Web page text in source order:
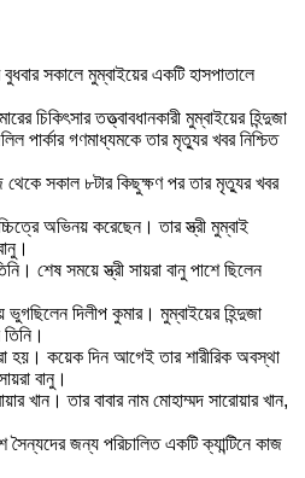
বুধবার সকালে মুম্বাইয়ের একটি হাসপাতালে
চিকিৎসার তত্ত্বাবধানকারী মুম্বাইয়ের হিন্দুজা
পার্কার গণমাধ্যমকে তার মৃত্যুর খবর নিশ্চিত
থেকে সকাল ৮টার কিছুক্ষণ পর তার মৃত্যুর খবর
অভিনয় করেছেন। তার স্ত্রী মুম্বাই
শেষ সময়ে স্ত্রী সায়রা বানু পাশে ছিলেন
দিলীপ কুমার। মুম্বাইয়ের হিন্দুজা
হয়। কয়েক দিন আগেই তার শারীরিক অবস্থা
বানু।
খান। তার বাবার নাম মোহাম্মদ সারোয়ার খান,
সৈন্যদের জন্য পরিচালিত একটি ক্যান্টিনে কাজ